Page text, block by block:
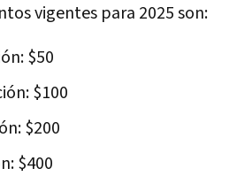
vigentes para 2025 son:
$50
$100
$200
$400